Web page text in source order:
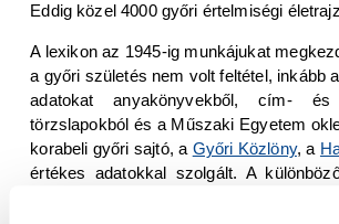
Eddig közel 4000 győri értelmiségi
A lexikon az 1945-ig munkájukat
a győri születés nem volt feltétel, inkább
adatokat anyakönyvekből, cím- és
törzslapokból és a Műszaki Egyetem
korabeli győri sajtó, a Győri Közlöny, a
értékes adatokkal szolgált. A